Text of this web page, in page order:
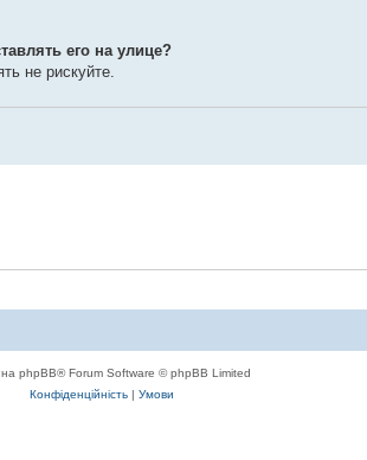
его на улице?
не рискуйте.
phpBB® Forum Software © phpBB Limited
Конфіденційність | Умови